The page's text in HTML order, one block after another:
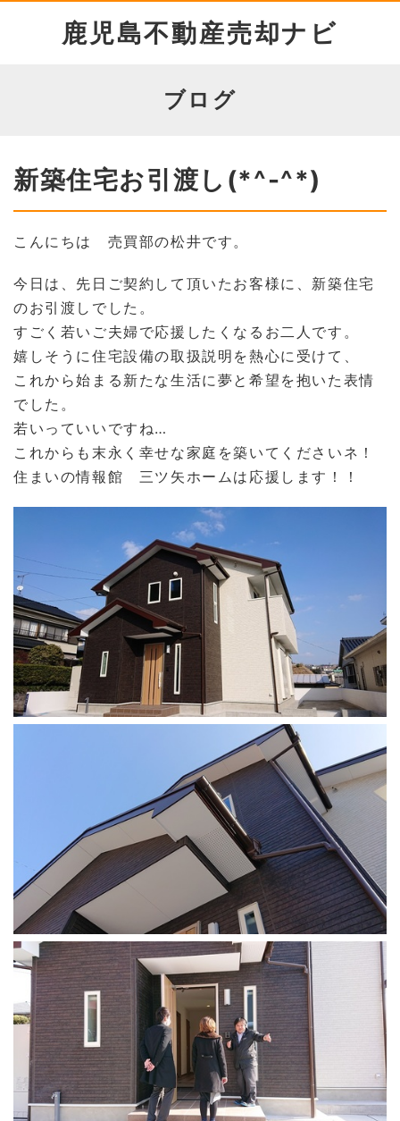
鹿児島不動産売却ナビ
ブログ
新築住宅お引渡し(*^-^*)
こんにちは 売買部の松井です。
今日は、先日ご契約して頂いたお客様に、新築住宅
のお引渡しでした。
すごく若いご夫婦で応援したくなるお二人です。
嬉しそうに住宅設備の取扱説明を熱心に受けて、
これから始まる新たな生活に夢と希望を抱いた表情
でした。
若いっていいですね…
これからも末永く幸せな家庭を築いてくださいネ！
住まいの情報館 三ツ矢ホームは応援します！！